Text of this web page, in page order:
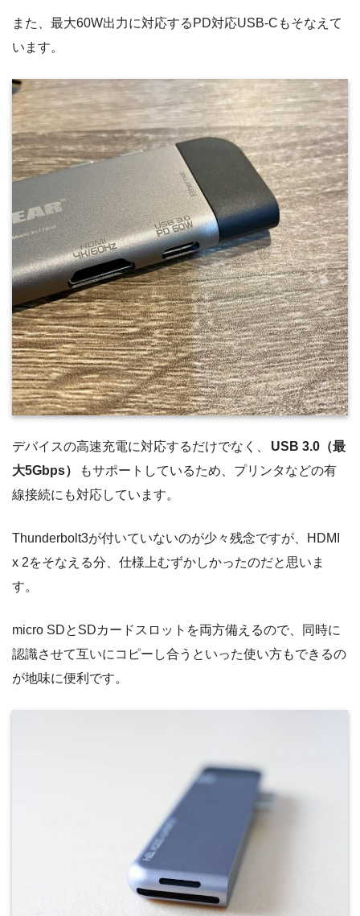
また、最大60W出力に対応するPD対応USB-Cもそなえて
います。
デバイスの高速充電に対応するだけでなく、
USB 3.0（最
大5Gbps）
もサポートしているため、プリンタなどの有
線接続にも対応しています。
Thunderbolt3が付いていないのが少々残念ですが、HDMI
x 2をそなえる分、仕様上むずかしかったのだと思いま
す。
micro SDとSDカードスロットを両方備えるので、同時に
認識させて互いにコピーし合うといった使い方もできるの
が地味に便利です。